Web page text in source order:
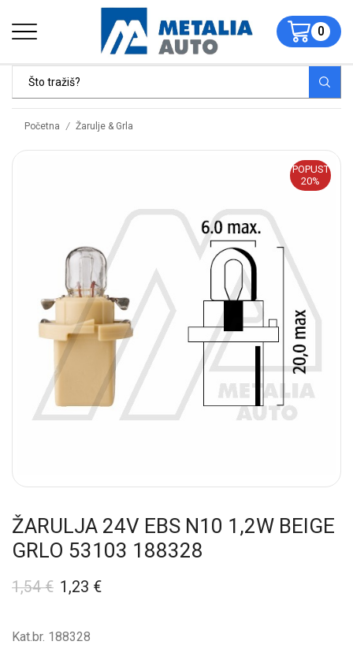
0
Početna / Žarulje & Grla
POPUST
20%
ŽARULJA 24V EBS N10 1,2W BEIGE
GRLO 53103 188328
1,54€ 1,23 €
Kat.br. 188328